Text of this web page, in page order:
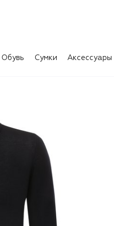
Обувь Сумки Аксессуары